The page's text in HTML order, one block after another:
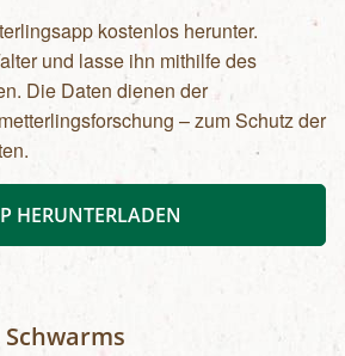
kostenlos herunter.
und lasse ihn mithilfe des
Die Daten dienen der
– zum Schutz der
HERUNTERLADEN